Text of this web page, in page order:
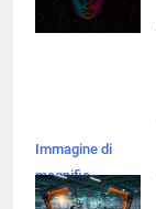
Immagine di
magnific